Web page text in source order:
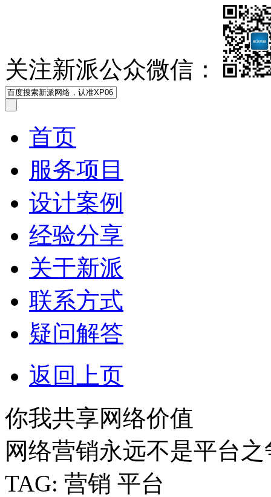
关注新派公众微信：
首页
服务项目
设计案例
经验分享
关于新派
联系方式
疑问解答
返回上页
你我共享网络价值
网络营销永远不是平台之
TAG: 营销 平台